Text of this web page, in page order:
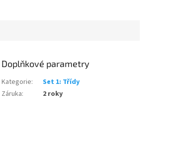
Doplňkové parametry
Kategorie:
Set 1: Třídy
Záruka: 2 roky